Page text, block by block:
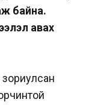
байна.
авах